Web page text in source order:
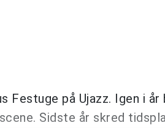
Festuge på Ujazz. Igen i
Sidste år skred